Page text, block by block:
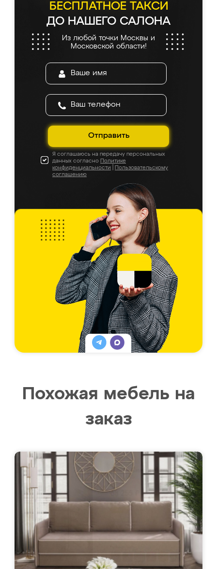
БЕСПЛАТНОЕ ТАКСИ
ДО НАШЕГО САЛОНА
Из любой точки Москвы и
Московской области!
Отправить
Я соглашаюсь на передачу персональных
данных согласно Политике
конфиденциальности
Пользовательскому
соглашению
Похожая мебель на
заказ